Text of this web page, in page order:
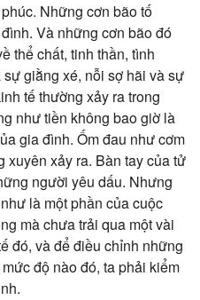
Những cơn bão tố
Và những cơn bão đó
thể chất, tinh thần, tình
giằng xé, nỗi sợ hãi và sự
tế thường xảy ra trong
như tiền không bao giờ là
gia đình. Ốm đau như cơm
xảy ra. Bàn tay của tử
người yêu dấu. Nhưng
là một phần của cuộc
mà chưa trải qua một vài
đó, và để điều chỉnh những
độ nào đó, ta phải kiểm